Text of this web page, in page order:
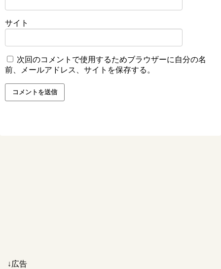
サイト
次回のコメントで使用するためブラウザーに自分の名
前、メールアドレス、サイトを保存する。
↓広告